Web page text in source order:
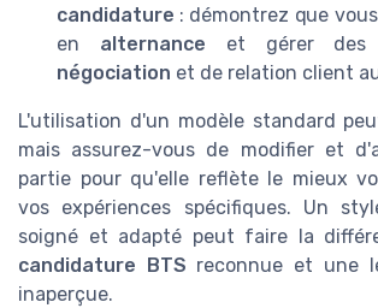
candidature : démontrez que
en alternance et gérer des
négociation et de relation client
L'utilisation d'un modèle standard
mais assurez-vous de modifier et
partie pour qu'elle reflète le mieux
vos expériences spécifiques. Un
soigné et adapté peut faire la
candidature BTS reconnue et une
inaperçue.